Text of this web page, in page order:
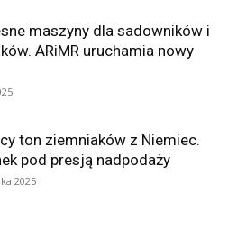
maszyny dla sadowników i
ARiMR uruchamia nowy
ton ziemniaków z Niemiec.
pod presją nadpodaży
2025